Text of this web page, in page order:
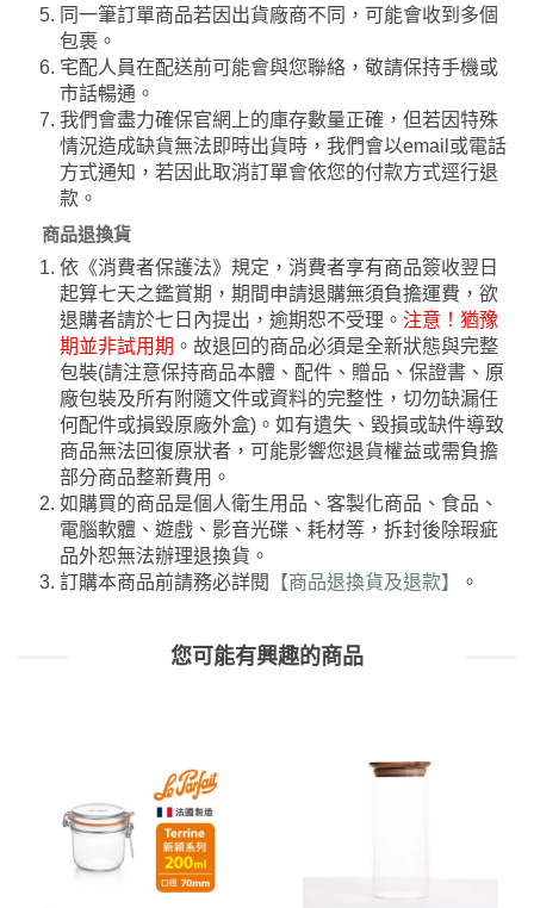
同一筆訂單商品若因出貨廠商不同，可能會收到多個
包裹。
宅配人員在配送前可能會與您聯絡，敬請保持手機或
市話暢通。
我們會盡力確保官網上的庫存數量正確，但若因特殊
情況造成缺貨無法即時出貨時，我們會以email或電話
方式通知，若因此取消訂單會依您的付款方式逕行退
款。
商品退換貨
依《消費者保護法》規定，消費者享有商品簽收翌日
起算七天之鑑賞期，期間申請退購無須負擔運費，欲
退購者請於七日內提出，逾期恕不受理。 注意！猶豫
期並非試用期 。故退回的商品必須是全新狀態與完整
包裝(請注意保持商品本體、配件、贈品、保證書、原
廠包裝及所有附隨文件或資料的完整性，切勿缺漏任
何配件或損毀原廠外盒)。如有遺失、毀損或缺件導致
商品無法回復原狀者，可能影響您退貨權益或需負擔
部分商品整新費用。
如購買的商品是個人衛生用品、客製化商品、食品、
電腦軟體、遊戲、影音光碟、耗材等，拆封後除瑕疵
品外恕無法辦理退換貨。
訂購本商品前請務必詳閱
【商品退換貨及退款】 。
您可能有興趣的商品